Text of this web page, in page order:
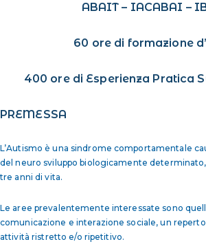
ABAIT – IACABAI –
60 ore di formazione
400 ore di Esperienza Pratica
PREMESSA
L’Autismo è una sindrome comportamentale
del neuro sviluppo biologicamente
tre anni di vita.
Le aree prevalentemente interessate sono
comunicazione e interazione sociale, un
attività ristretto e/o ripetitivo.